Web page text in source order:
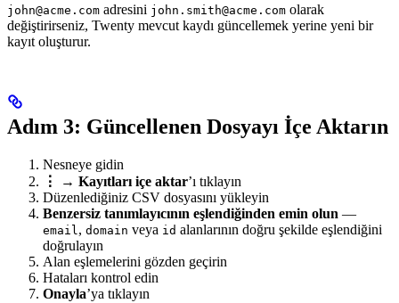
john@acme.com adresini john.smith@acme.com olarak
değiştirirseniz, Twenty mevcut kaydı güncellemek yerine yeni bir
kayıt oluşturur.
Adım 3: Güncellenen Dosyayı İçe Aktarın
Nesneye gidin
⋮
→ Kayıtları içe aktar’ı tıklayın
Düzenlediğiniz CSV dosyasını yükleyin
Benzersiz tanımlayıcının eşlendiğinden emin olun —
email, domain veya id alanlarının doğru şekilde eşlendiğini
doğrulayın
Alan eşlemelerini gözden geçirin
Hataları kontrol edin
Onayla’ya tıklayın